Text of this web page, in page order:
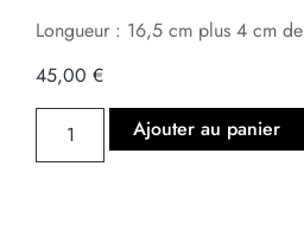
Longueur : 16,5 cm plus 4 cm
45,00 €
Ajouter au panier